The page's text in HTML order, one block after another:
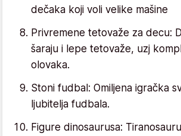
dečaka koji voli velike mašine
Privremene tetovaže za decu:
šaraju i lepe tetovaže, uzj
olovaka.
Stoni fudbal: Omiljena igračka
ljubitelja fudbala.
Figure dinosaurusa: